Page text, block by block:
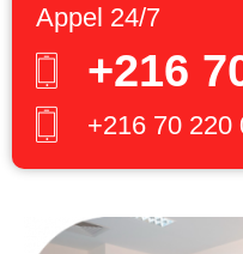
Appel 24/7
+216
+216 70 220